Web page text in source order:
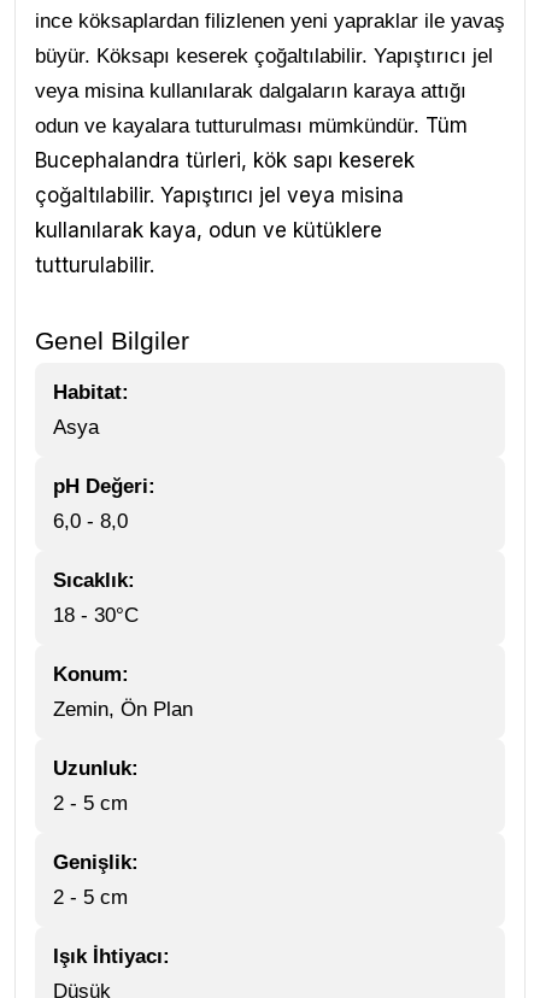
ince köksaplardan filizlenen yeni yapraklar ile yavaş
büyür. Köksapı keserek çoğaltılabilir. Yapıştırıcı jel
veya misina kullanılarak dalgaların karaya attığı
odun ve kayalara tutturulması mümkündür. Tüm
Bucephalandra türleri, kök sapı keserek
çoğaltılabilir. Yapıştırıcı jel veya misina
kullanılarak kaya, odun ve kütüklere
tutturulabilir.
Genel Bilgiler
Habitat:
Asya
pH Değeri:
6,0 - 8,0
Sıcaklık:
18 - 30°C
Konum:
Zemin, Ön Plan
Uzunluk:
2 - 5 cm
Genişlik:
2 - 5 cm
Işık İhtiyacı:
Düşük